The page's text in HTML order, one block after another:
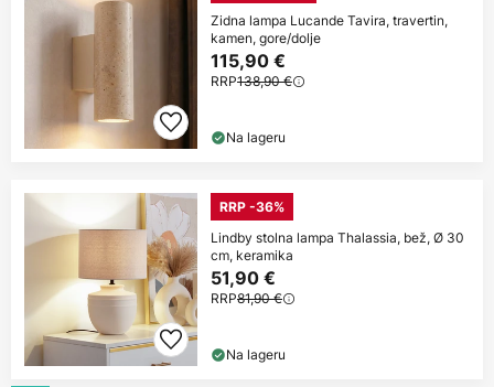
Zidna lampa Lucande Tavira, travertin,
kamen, gore/dolje
115,90 €
RRP138,90 €
Na lageru
RRP -36%
Lindby stolna lampa Thalassia, bež, Ø 30
cm, keramika
51,90 €
RRP81,90 €
Na lageru